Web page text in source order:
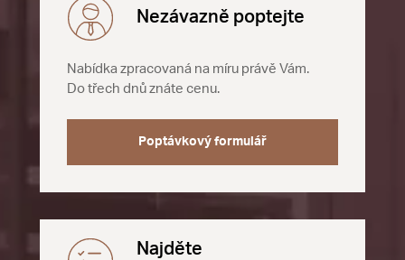
Nezávazně poptejte
Nabídka zpracovaná na míru právě Vám.
Do třech dnů znáte cenu.
Poptávkový formulář
Najděte